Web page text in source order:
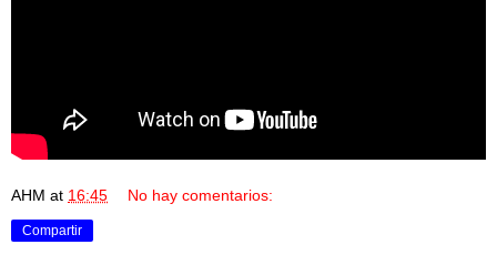
AHM at 16:45 No hay comentarios:
Compartir